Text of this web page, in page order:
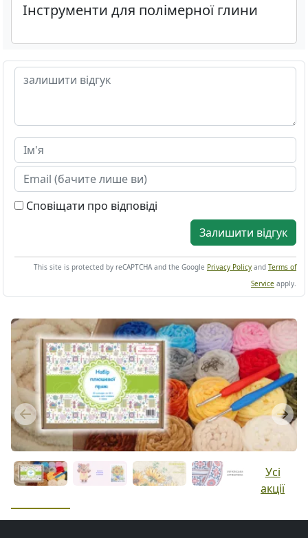
Інструменти для полімерної глини
Сповіщати про відповіді
Залишити відгук
This site is protected by reCAPTCHA and the Google Privacy Policy and Terms of
Service apply.
Previous Next
Усі
акції